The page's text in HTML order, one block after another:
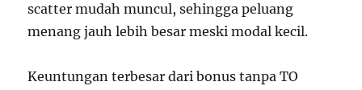
scatter mudah muncul, sehingga peluang
menang jauh lebih besar meski modal kecil.
Keuntungan terbesar dari bonus tanpa TO